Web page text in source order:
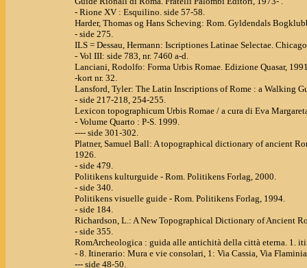
- Rione XV : Esquilino. side 57-58.
Harder, Thomas og Hans Scheving: Rom. Gyldendals
- side 275.
ILS = Dessau, Hermann: Iscriptiones Latinae Selectae.
- Vol III: side 783, nr. 7460 a-d.
Lanciani, Rodolfo: Forma Urbis Romae. Edizione Quasar,
-kort nr. 32.
Lansford, Tyler: The Latin Inscriptions of Rome : a Walking
- side 217-218, 254-255.
Lexicon topographicum Urbis Romae / a cura di Eva
- Volume Quarto : P-S. 1999.
---- side 301-302.
Platner, Samuel Ball: A topographical dictionary of ancient
1926.
- side 479.
Politikens kulturguide - Rom. Politikens Forlag, 2000.
- side 340.
Politikens visuelle guide - Rom. Politikens Forlag, 1994.
- side 184.
Richardson, L.: A New Topographical Dictionary of Ancient
- side 355.
RomArcheologica : guida alle antichità della città eterna. 1.
- 8. Itinerario: Mura e vie consolari, 1: Via Cassia, Via
--- side 48-50.